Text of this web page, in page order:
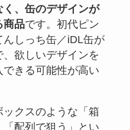
、缶のデザインが
商品です。初代ピン
しっち缶／iDL缶が
欲しいデザインを
きる可能性が高い
クスのような「箱
配列で狙う」とい